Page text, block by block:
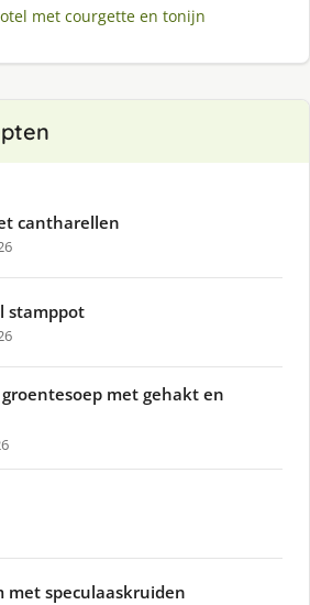
met courgette en tonijn
cantharellen
stamppot
met gehakt en
met speculaaskruiden